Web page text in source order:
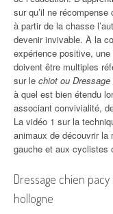
sur qu’il ne
à partir de la chasse
devenir invivable. À la
expérience positive,
doivent être multiples
sur le chiot ou
à quel est bien étendu
associant convivialité,
La vidéo 1 sur la
animaux de découvrir la
gauche et aux cyclistes
Dressage chien
hollogne